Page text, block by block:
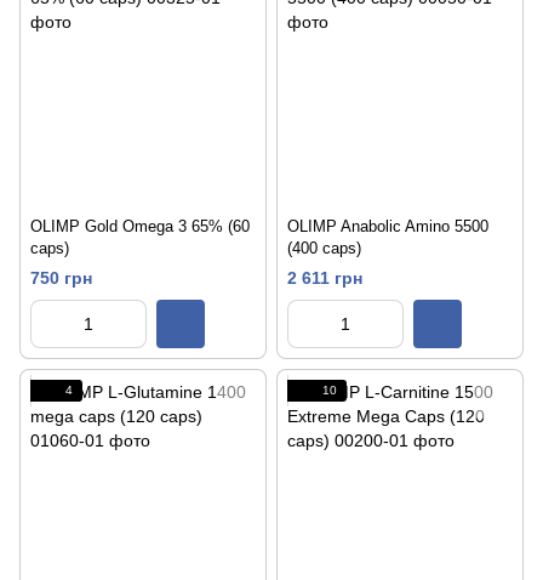
OLIMP Gold Omega 3 65% (60
caps)
750 грн
OLIMP Anabolic Amino 5500
(400 caps)
2 611 грн
4 10